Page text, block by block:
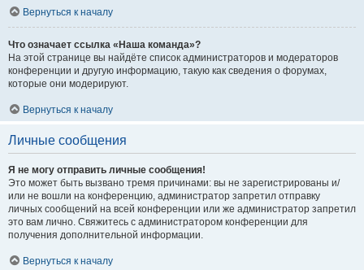
Вернуться к началу
Что означает ссылка «Наша команда»?
На этой странице вы найдёте список администраторов и модераторов
конференции и другую информацию, такую как сведения о форумах,
которые они модерируют.
Вернуться к началу
Личные сообщения
Я не могу отправить личные сообщения!
Это может быть вызвано тремя причинами: вы не зарегистрированы и/
или не вошли на конференцию, администратор запретил отправку
личных сообщений на всей конференции или же администратор запретил
это вам лично. Свяжитесь с администратором конференции для
получения дополнительной информации.
Вернуться к началу